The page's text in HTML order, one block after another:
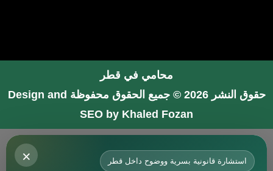
محامي في قطر
حقوق النشر 2026 © جميع الحقوق محفوظة
Design and
SEO by Khaled Fozan
× استشارة قانونية بسرية ووضوح داخل قطر
محامي في جدة
محامي في الرياض شاطر